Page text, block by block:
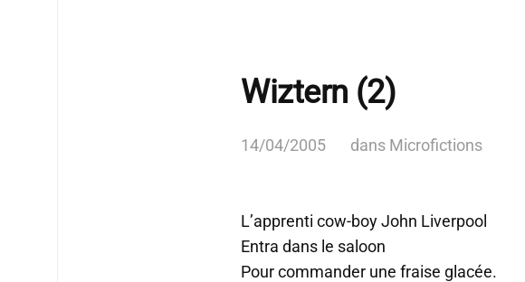
Wiztern (2)
14/04/2005 dans Microfictions
L’apprenti cow-boy John Liverpool
Entra dans le saloon
Pour commander une fraise glacée.